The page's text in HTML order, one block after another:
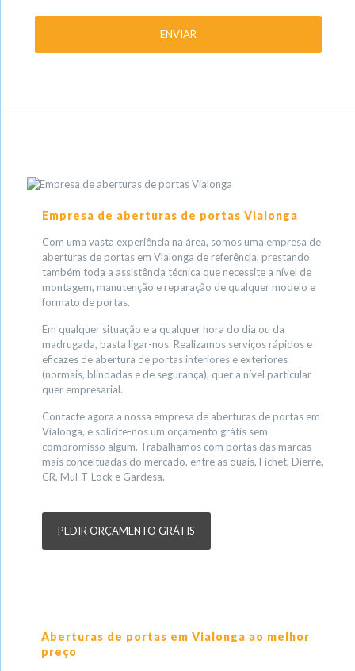
Empresa de aberturas de portas Vialonga
Com uma vasta experiência na área, somos uma empresa de
aberturas de portas em Vialonga de referência, prestando
também toda a assistência técnica que necessite a nível de
montagem, manutenção e reparação de qualquer modelo e
formato de portas.
Em qualquer situação e a qualquer hora do dia ou da
madrugada, basta ligar-nos. Realizamos serviços rápidos e
eficazes de abertura de portas interiores e exteriores
(normais, blindadas e de segurança), quer a nível particular
quer empresarial.
Contacte agora a nossa empresa de aberturas de portas em
Vialonga, e solicite-nos um orçamento grátis sem
compromisso algum. Trabalhamos com portas das marcas
mais conceituadas do mercado, entre as quais, Fichet, Dierre,
CR, Mul-T-Lock e Gardesa.
PEDIR ORÇAMENTO GRÁTIS
Aberturas de portas em Vialonga ao melhor
preço